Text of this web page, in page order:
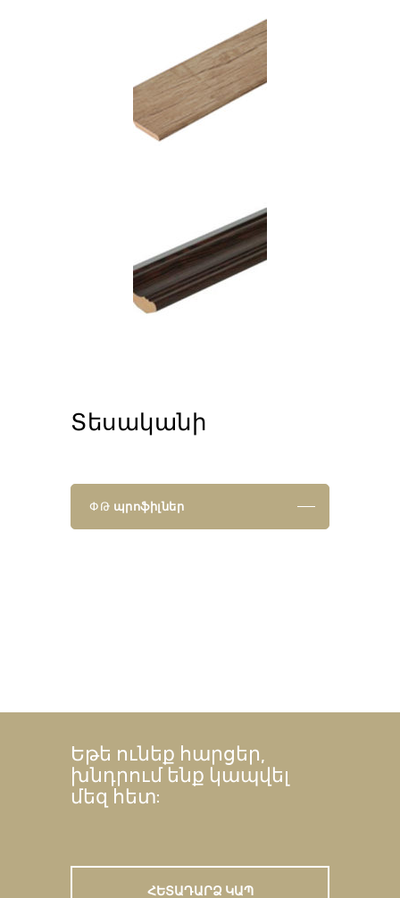
Տեսականի
ՓԹ պրոֆիլներ
Եթե ունեք հարցեր,
խնդրում ենք կապվել
մեզ հետ:
ՀԵՏԱԴԱՐՁ ԿԱՊ